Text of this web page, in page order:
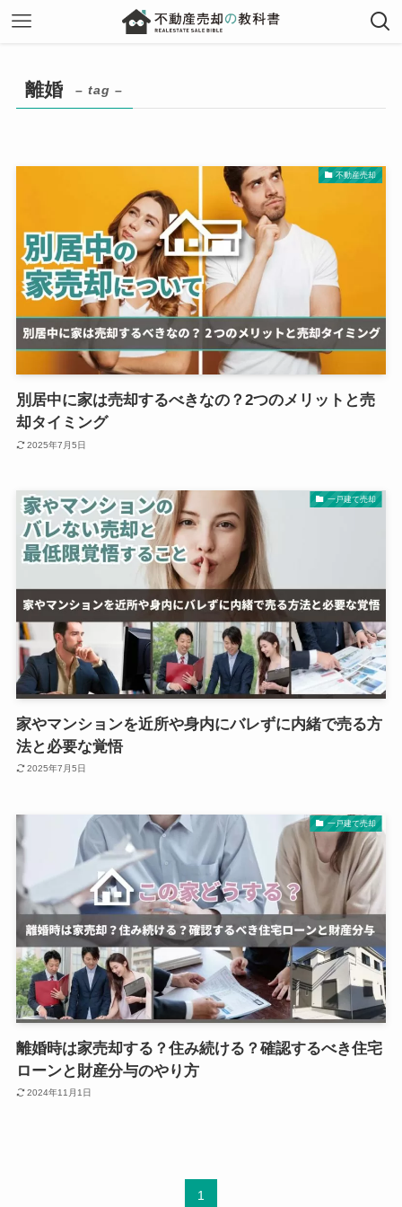
離婚 – tag –
不動産売却
別居中に家は売却するべきなの？2つのメリットと売
却タイミング
2025年7月5日
一戸建て売却
家やマンションを近所や身内にバレずに内緒で売る方
法と必要な覚悟
2025年7月5日
一戸建て売却
離婚時は家売却する？住み続ける？確認するべき住宅
ローンと財産分与のやり方
2024年11月1日
1